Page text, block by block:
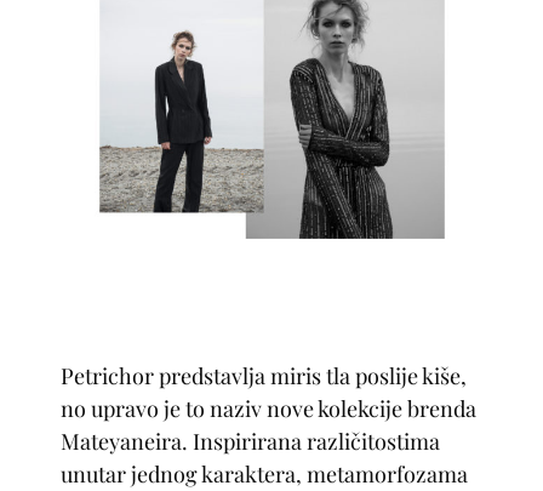
Petrichor predstavlja miris tla poslije kiše,
no upravo je to naziv nove kolekcije brenda
Mateyaneira. Inspirirana različitostima
unutar jednog karaktera, metamorfozama